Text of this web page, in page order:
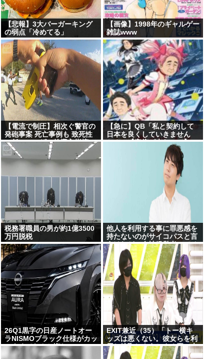
【悲報】3大バーガーキング
の弱点「冷めてる」
【画像】1998年のギャルゲー
雑誌www
【電流で制圧】相次ぐ警官の
発砲事案 死亡事例も 致死性
の低いテーザー銃導入指摘
【急に】QB「私と契約して
日本を良くしていきません
か？」【安倍が来たので】
税務署職員の男が約1億3500
万円脱税
他人を利用する事に罪悪感を
持たないのがサイコパスと言
うけれど、会社経営者ってそ
んなもんだろ？
26Q1黒字の日産ノートオー
ラNISMOブラック仕様がカッ
コよくてなんか悔しい
EXIT兼近（35）「トー横キ
ッズは悪くない。彼女らを利
用し搾取しようとする悪い大
人たちが問題」